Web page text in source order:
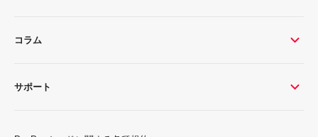
コラム
サポート